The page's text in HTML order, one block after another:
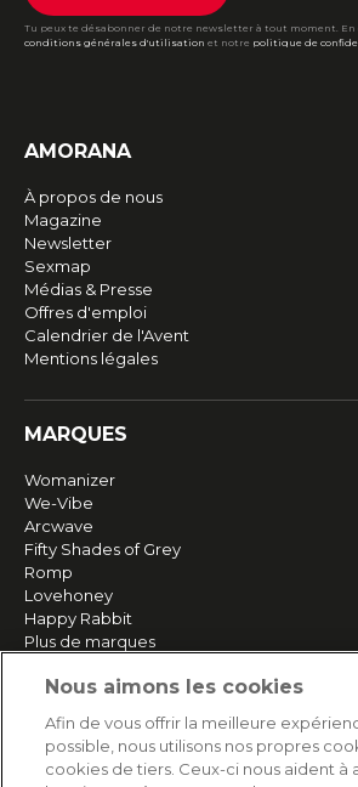
Tu peux te désabonner de notre newsletter à tout moment.
conditions générales d'utilisation et notre politique de
AMORANA
À propos de nous
Magazine
Newsletter
Sexmap
Médias & Presse
Offres d'emploi
Calendrier de l'Avent
Mentions légales
MARQUES
Womanizer
We-Vibe
Arcwave
Fifty Shades of Grey
Romp
Lovehoney
Happy Rabbit
Plus de marques
SERVICE
Livraison rapide et gratuite
Nous aimons les cookies
Afin de vous offrir la meilleure
possible, nous utilisons nos propres
cookies de tiers. Ceux-ci nous aident à